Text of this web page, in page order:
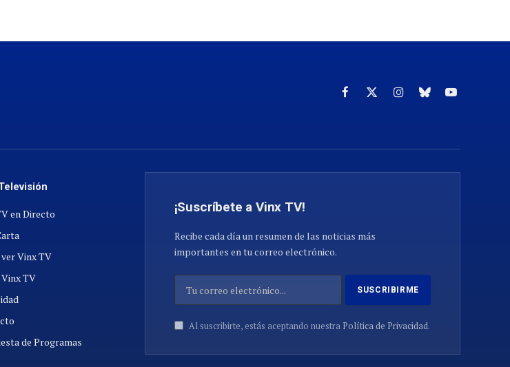
Facebook
X
Instagram
Cielo YouTube
en Directo
Vinx TV
TV
de Programas
¡Suscríbete a Vinx TV!
Recibe cada día un resumen de las noticias más
importantes en tu correo electrónico.
Al suscribirte, estás aceptando nuestra Política de Privacidad.